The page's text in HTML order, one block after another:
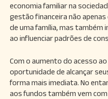
economia familiar na
gestão financeira não
de uma família, mas também
ao influenciar padrões de
Com o aumento do acesso
oportunidade de alcançar
forma mais imediata. No
aos fundos também vem